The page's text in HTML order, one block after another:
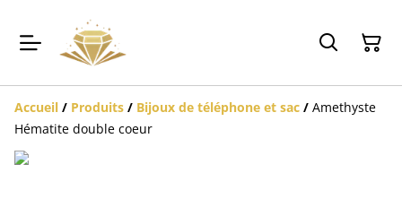
Accueil / Produits / Bijoux de téléphone et sac / Amethyste
Hématite double coeur